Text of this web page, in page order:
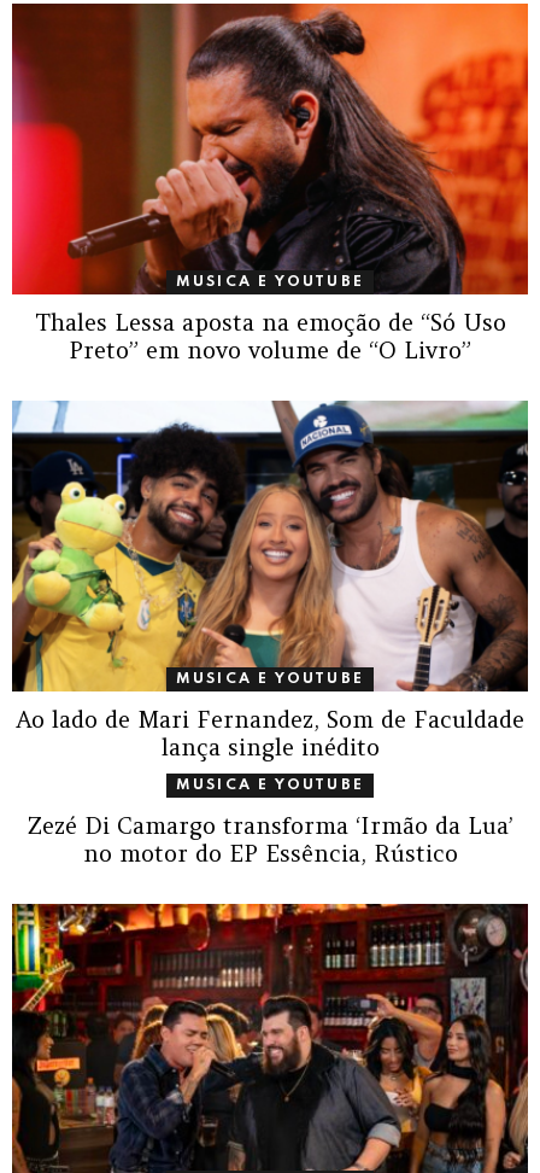
MUSICA E YOUTUBE
Thales Lessa aposta na emoção de “Só Uso
Preto” em novo volume de “O Livro”
MUSICA E YOUTUBE
Ao lado de Mari Fernandez, Som de Faculdade
lança single inédito
MUSICA E YOUTUBE
Zezé Di Camargo transforma ‘Irmão da Lua’
no motor do EP Essência, Rústico